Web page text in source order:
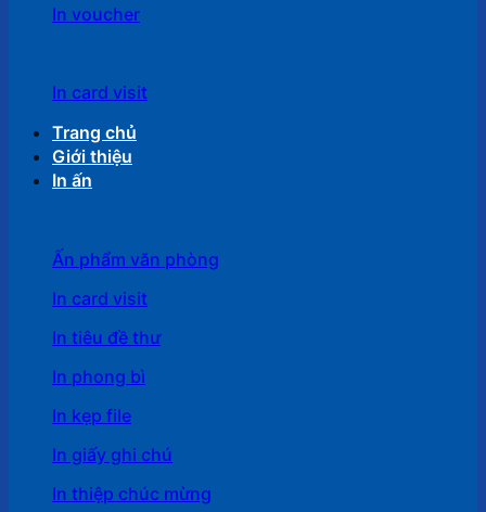
In voucher
In card visit
Trang chủ
Giới thiệu
In ấn
Ấn phẩm văn phòng
In card visit
In tiêu đề thư
In phong bì
In kẹp file
In giấy ghi chú
In thiệp chúc mừng